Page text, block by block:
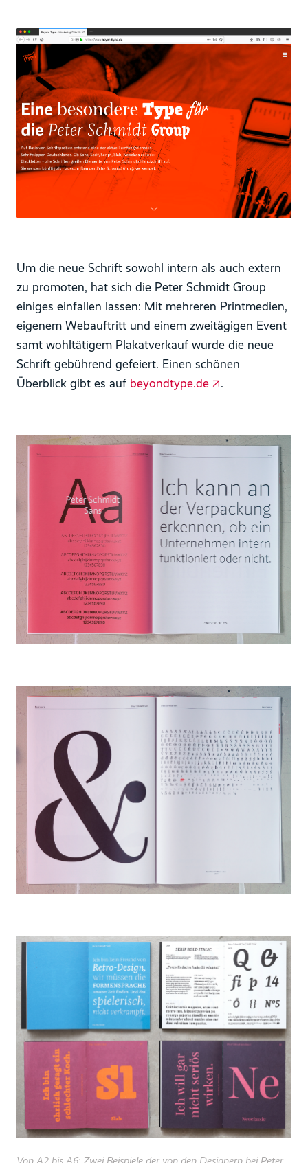
Um die neue Schrift sowohl intern als auch extern
zu promoten, hat sich die Peter Schmidt Group
einiges einfallen lassen: Mit mehreren Printmedien,
eigenem Webauftritt und einem zweitägigen Event
samt wohltätigem Plakatverkauf wurde die neue
Schrift gebührend gefeiert. Einen schönen
Überblick gibt es auf beyondtype.de .